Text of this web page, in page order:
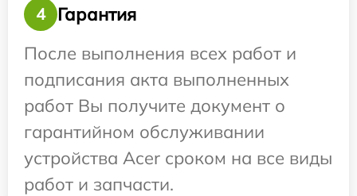
4
Гарантия
После выполнения всех работ и
подписания акта выполненных
работ Вы получите документ о
гарантийном обслуживании
устройства Acer сроком на все виды
работ и запчасти.